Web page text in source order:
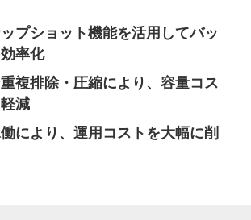
プショット機能を活用してバッ
率化
複排除・圧縮により、容量コス
減
により、運用コストを大幅に削